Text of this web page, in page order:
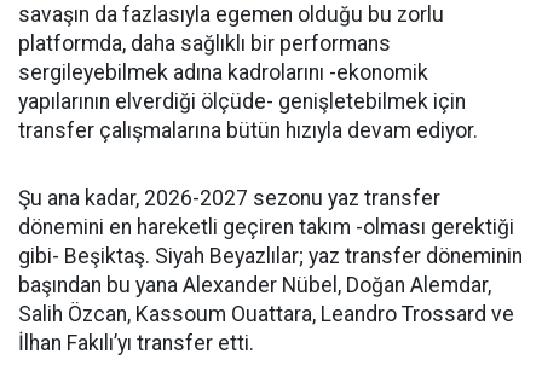
savaşın da fazlasıyla egemen olduğu bu zorlu
platformda, daha sağlıklı bir performans
sergileyebilmek adına kadrolarını -ekonomik
yapılarının elverdiği ölçüde- genişletebilmek için
transfer çalışmalarına bütün hızıyla devam ediyor.
Şu ana kadar, 2026-2027 sezonu yaz transfer
dönemini en hareketli geçiren takım -olması gerektiği
gibi- Beşiktaş. Siyah Beyazlılar; yaz transfer döneminin
başından bu yana Alexander Nübel, Doğan Alemdar,
Salih Özcan, Kassoum Ouattara, Leandro Trossard ve
İlhan Fakılı’yı transfer etti.